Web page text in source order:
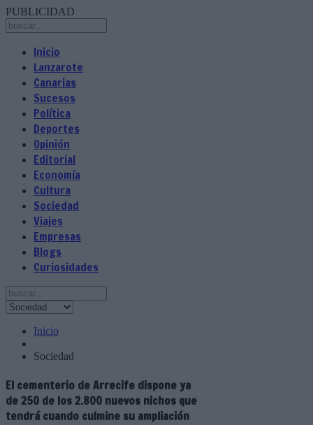
PUBLICIDAD
Inicio
Lanzarote
Canarias
Sucesos
Política
Deportes
Opinión
Editorial
Economía
Cultura
Sociedad
Viajes
Empresas
Blogs
Curiosidades
Inicio
Sociedad
El cementerio de Arrecife dispone ya
de 250 de los 2.800 nuevos nichos que
tendrá cuando culmine su ampliación